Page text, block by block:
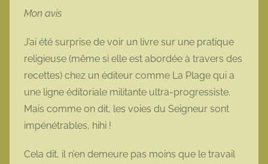
Mon avis
J’ai été surprise de voir un livre sur une pratique
religieuse (même si elle est abordée à travers des
recettes) chez un éditeur comme La Plage qui a
une ligne éditoriale militante ultra-progressiste.
Mais comme on dit, les voies du Seigneur sont
impénétrables, hihi !
Cela dit, il n’en demeure pas moins que le travail